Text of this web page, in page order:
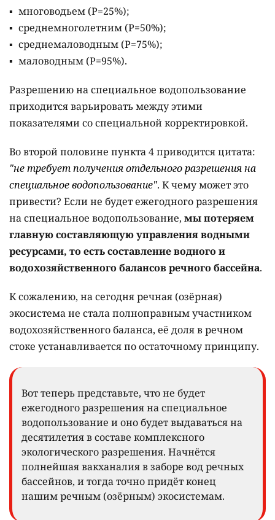
многоводьем (Р=25%);
среднемноголетним (Р=50%);
среднемаловодным (Р=75%);
маловодным (Р=95%).
Разрешению на специальное водопользование
приходится варьировать между этими
показателями со специальной корректировкой.
Во второй половине пункта 4 приводится цитата:
"не требует получения отдельного разрешения на
специальное водопользование". К чему может это
привести? Если не будет ежегодного разрешения
на специальное водопользование, мы потеряем
главную составляющую управления водными
ресурсами, то есть составление водного и
водохозяйственного балансов речного бассейна.
К сожалению, на сегодня речная (озёрная)
экосистема не стала полноправным участником
водохозяйственного баланса, её доля в речном
стоке устанавливается по остаточному принципу.
Вот теперь представьте, что не будет
ежегодного разрешения на специальное
водопользование и оно будет выдаваться на
десятилетия в составе комплексного
экологического разрешения. Начнётся
полнейшая вакханалия в заборе вод речных
бассейнов, и тогда точно придёт конец
нашим речным (озёрным) экосистемам.